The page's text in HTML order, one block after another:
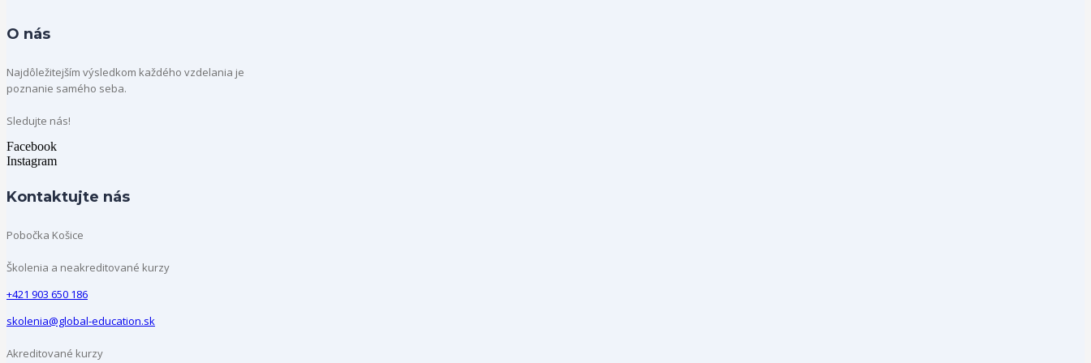
O nás
Najdôležitejším výsledkom každého vzdelania je
poznanie samého seba.
Sledujte nás!
Facebook
Instagram
Kontaktujte nás
Pobočka Košice
Školenia a neakreditované kurzy
+421 903 650 186
skolenia@global-education.sk
Akreditované kurzy